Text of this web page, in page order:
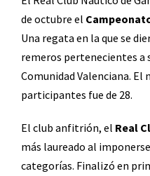
de octubre el
Una regata en la que se
remeros pertenecientes a
Comunidad Valenciana. El
participantes fue de 28.
El club anfitrión, el Real
más laureado al
categorías. Finalizó en